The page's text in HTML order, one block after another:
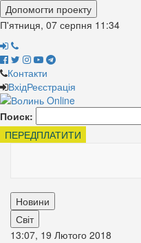
Допомогти проекту
П'ятниця, 07 серпня 11:34
Контакти
ВхідРеєстрація
Поиск:
ПЕРЕДПЛАТИТИ
Новини
Світ
13:07, 19 Лютого 2018